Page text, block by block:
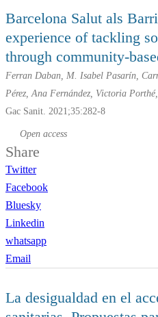
Barcelona Salut als
experience of tackling
through community-
Ferran Daban, M. Isabel Pasarín,
Pérez, Ana Fernández, Victoria
Gac Sanit. 2021;35:282-8
Open access
Share
Twitter
Facebook
Bluesky
Linkedin
whatsapp
Email
La desigualdad en el